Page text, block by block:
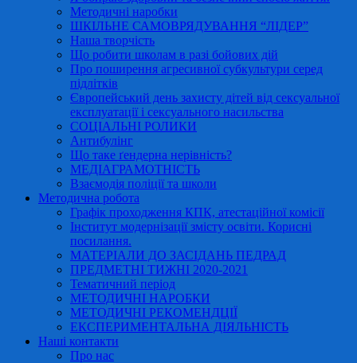
Методичні наробки
ШКІЛЬНЕ САМОВРЯДУВАННЯ “ЛІДЕР”
Наша творчість
Що робити школам в разі бойових дій
Про поширення агресивної субкультури серед
підлітків
Європейський день захисту дітей від сексуальної
експлуатації і сексуального насильства
СОЦІАЛЬНІ РОЛИКИ
Антибулінг
Що таке ґендерна нерівність?
МЕДІАГРАМОТНІСТЬ
Взаємодія поліції та школи
Методична робота
Графік проходження КПК, атестаційної комісії
Інститут модернізації змісту освіти. Корисні
посилання.
МАТЕРІАЛИ ДО ЗАСІДАНЬ ПЕДРАД
ПРЕДМЕТНІ ТИЖНІ 2020-2021
Тематичний період
МЕТОДИЧНІ НАРОБКИ
МЕТОДИЧНІ РЕКОМЕНДЦІЇ
ЕКСПЕРИМЕНТАЛЬНА ДІЯЛЬНІСТЬ
Наші контакти
Про нас